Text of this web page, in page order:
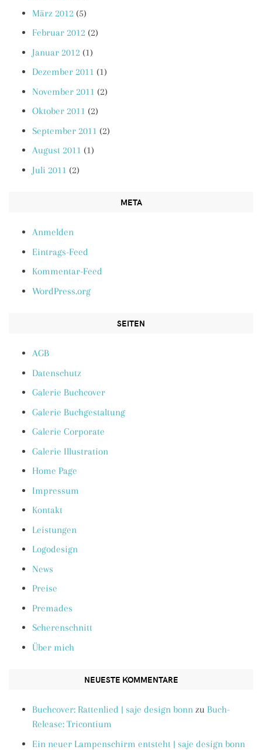
März 2012 (5)
Februar 2012 (2)
Januar 2012 (1)
Dezember 2011 (1)
November 2011 (2)
Oktober 2011 (2)
September 2011 (2)
August 2011 (1)
Juli 2011 (2)
META
Anmelden
Eintrags-Feed
Kommentar-Feed
WordPress.org
SEITEN
AGB
Datenschutz
Galerie Buchcover
Galerie Buchgestaltung
Galerie Corporate
Galerie Illustration
Home Page
Impressum
Kontakt
Leistungen
Logodesign
News
Preise
Premades
Scherenschnitt
Über mich
NEUESTE KOMMENTARE
Buchcover: Rattenlied | saje design bonn zu Buch-
Release: Tricontium
Ein neuer Lampenschirm entsteht | saje design bonn